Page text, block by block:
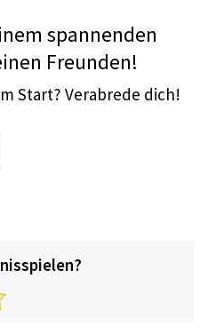
spannenden
Freunden!
Start? Verabrede dich!